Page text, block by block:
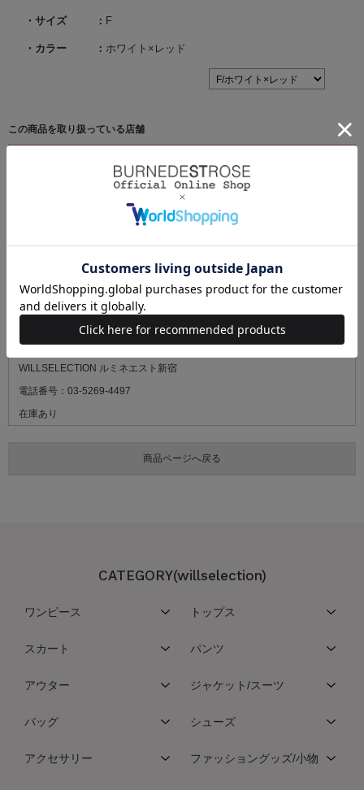
サイズ F
カラー ホワイト×レッド
この商品を取り扱っている店舗
SWINGLE & WILLSELECTION 福岡パルコ
WILLSELECTION 静岡パルコ
電話番号：054-903-8703
WILLSELECTION ルミネエスト新宿
電話番号：03-5269-4497
在庫あり
CATEGORY(willselection)
ワンピース トップス
スカート パンツ
アウター ジャケット/スーツ
バッグ シューズ
アクセサリー ファッショングッズ/小物